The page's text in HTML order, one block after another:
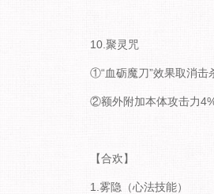
10.聚灵咒
①“血砺魔刀”效果取消击
②额外附加本体攻击力
【合欢】
1.雾隐（心法技能）